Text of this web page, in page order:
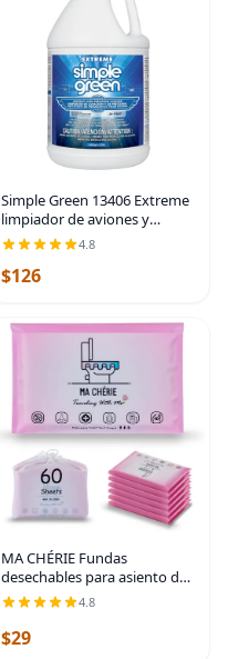
Simple Green 13406 Extreme
limpiador de aviones y
precisión, botella de 1 galón
4.8
$126
MA CHÉRIE Fundas
desechables para asiento de
inodoro, 60 hojas (6 paquetes
desechables, aptas para
4.8
$29